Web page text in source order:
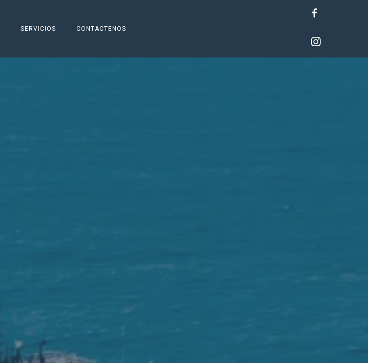
SERVICIOS CONTACTENOS